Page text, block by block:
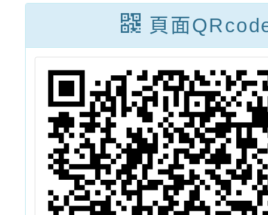
宣導
訓練
請鼓
參
頁面